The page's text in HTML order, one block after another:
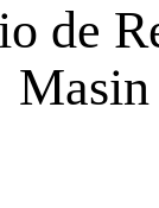
de
Masin